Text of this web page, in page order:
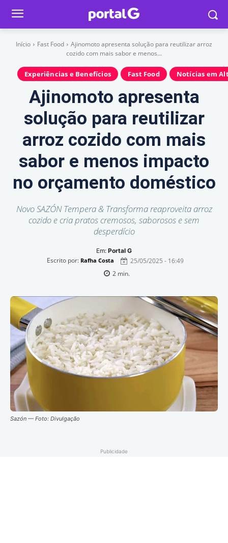
Início Fast Food
Ajinomoto apresenta solução para reutilizar arroz
cozido com mais sabor e menos...
Experiências e Benefícios Fast Food Notícias em
Ajinomoto apresenta
solução para reutilizar
arroz cozido com mais
sabor e menos impacto
no orçamento doméstico
Novo SAZÓN Tempera & Transforma reaproveita arroz
cozido e cria pratos cremosos, saborosos e sem
desperdício
Em: Portal G
Escrito por: Rafha Costa
25/05/2025 - 16:49
2min.
Sazón — Foto: Divulgação
Publicidade